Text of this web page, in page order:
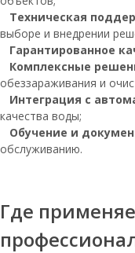
Соль
Соль
Руссоль
Соль
Соль
Соль
Соль
Техническая
выборе и внедрении
Гарантированное
Комплексные
обеззараживания и
Интеграция с
качества воды;
Обучение и
обслуживанию.
Где